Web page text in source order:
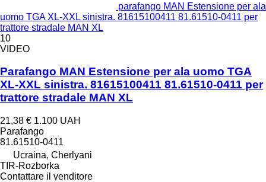
parafango MAN Estensione per ala
uomo TGA XL-XXL sinistra. 81615100411 81.61510-0411 per
trattore stradale MAN XL
10
VIDEO
Parafango MAN Estensione per ala uomo TGA
XL-XXL sinistra. 81615100411 81.61510-0411 per
trattore stradale MAN XL
21,38 € 1.100 UAH
Parafango
81.61510-0411
Ucraina, Cherlyani
TIR-Rozborka
Contattare il venditore